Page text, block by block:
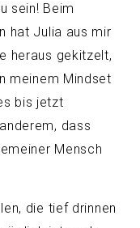
sein! Beim
hat Julia aus mir
heraus gekitzelt,
meinem Mindset
bis jetzt
dass
Mensch
die tief drinnen